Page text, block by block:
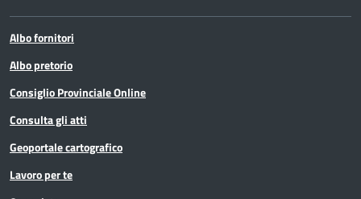
Albo fornitori
Albo pretorio
Consiglio Provinciale Online
Consulta gli atti
Geoportale cartografico
Lavoro per te